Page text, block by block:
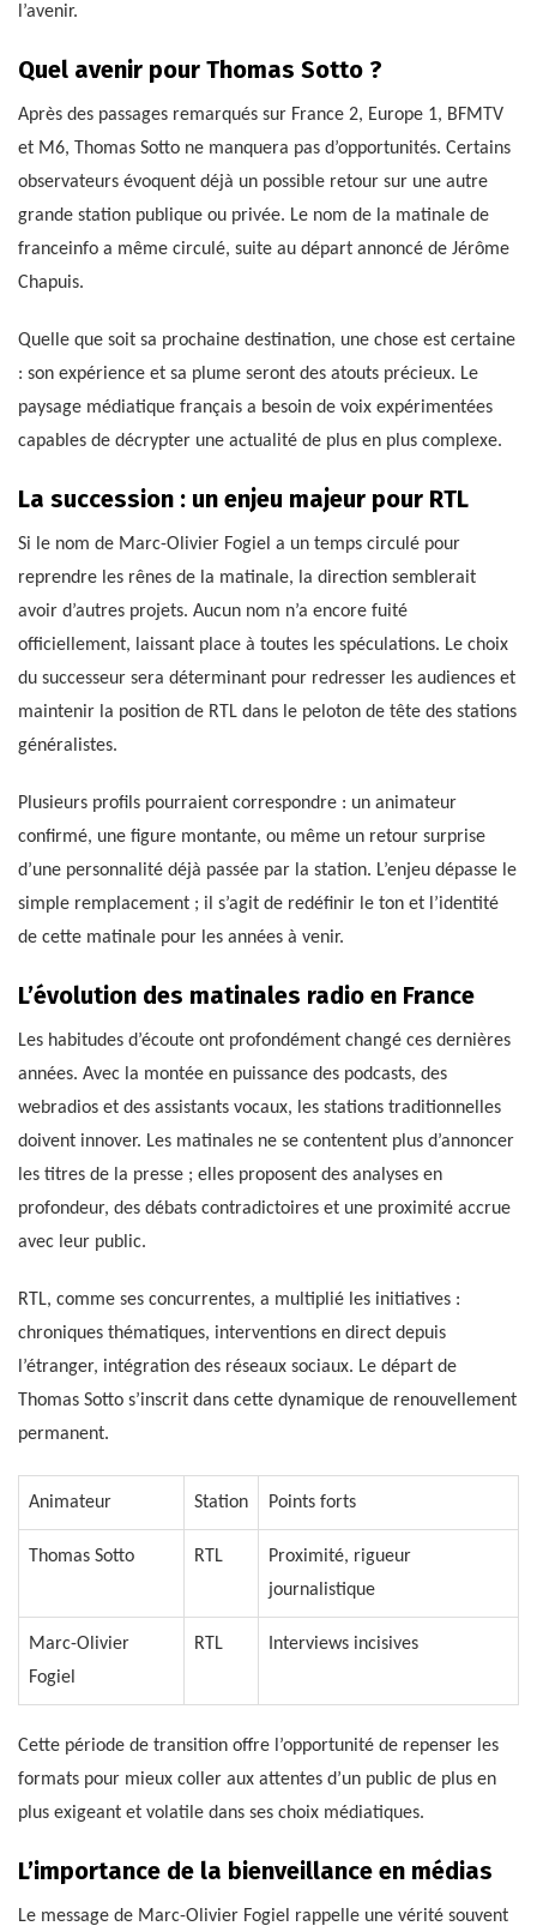
l’avenir.
Quel avenir pour Thomas Sotto ?
Après des passages remarqués sur France 2, Europe 1, BFMTV
et M6, Thomas Sotto ne manquera pas d’opportunités. Certains
observateurs évoquent déjà un possible retour sur une autre
grande station publique ou privée. Le nom de la matinale de
franceinfo a même circulé, suite au départ annoncé de Jérôme
Chapuis.
Quelle que soit sa prochaine destination, une chose est certaine
: son expérience et sa plume seront des atouts précieux. Le
paysage médiatique français a besoin de voix expérimentées
capables de décrypter une actualité de plus en plus complexe.
La succession : un enjeu majeur pour RTL
Si le nom de Marc-Olivier Fogiel a un temps circulé pour
reprendre les rênes de la matinale, la direction semblerait
avoir d’autres projets. Aucun nom n’a encore fuité
officiellement, laissant place à toutes les spéculations. Le choix
du successeur sera déterminant pour redresser les audiences et
maintenir la position de RTL dans le peloton de tête des stations
généralistes.
Plusieurs profils pourraient correspondre : un animateur
confirmé, une figure montante, ou même un retour surprise
d’une personnalité déjà passée par la station. L’enjeu dépasse le
simple remplacement ; il s’agit de redéfinir le ton et l’identité
de cette matinale pour les années à venir.
L’évolution des matinales radio en France
Les habitudes d’écoute ont profondément changé ces dernières
années. Avec la montée en puissance des podcasts, des
webradios et des assistants vocaux, les stations traditionnelles
doivent innover. Les matinales ne se contentent plus d’annoncer
les titres de la presse ; elles proposent des analyses en
profondeur, des débats contradictoires et une proximité accrue
avec leur public.
RTL, comme ses concurrentes, a multiplié les initiatives :
chroniques thématiques, interventions en direct depuis
l’étranger, intégration des réseaux sociaux. Le départ de
Thomas Sotto s’inscrit dans cette dynamique de renouvellement
permanent.
Animateur Station Points forts
Thomas Sotto RTL
Proximité, rigueur
journalistique
Marc-Olivier
Fogiel
RTL Interviews incisives
Cette période de transition offre l’opportunité de repenser les
formats pour mieux coller aux attentes d’un public de plus en
plus exigeant et volatile dans ses choix médiatiques.
L’importance de la bienveillance en médias
Le message de Marc-Olivier Fogiel rappelle une vérité souvent